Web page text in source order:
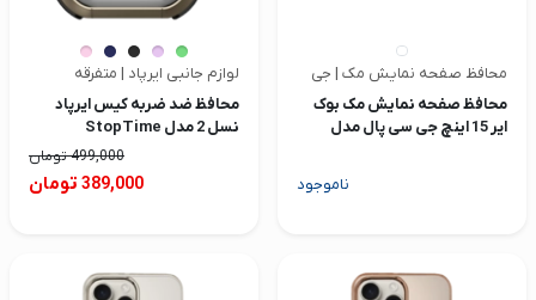
محافظ صفحه نمایش مک | جی سی پال
محافظ صفحه نمایش مک بوک
ایر 15 اینچ جی سی پال مدل
ناموجود
لوازم جانبی ایرپاد | متفرقه
محافظ ضد ضربه کیس ایرپاد
نسل 2 مدل StopTime
499,000تومان
389,000 تومان